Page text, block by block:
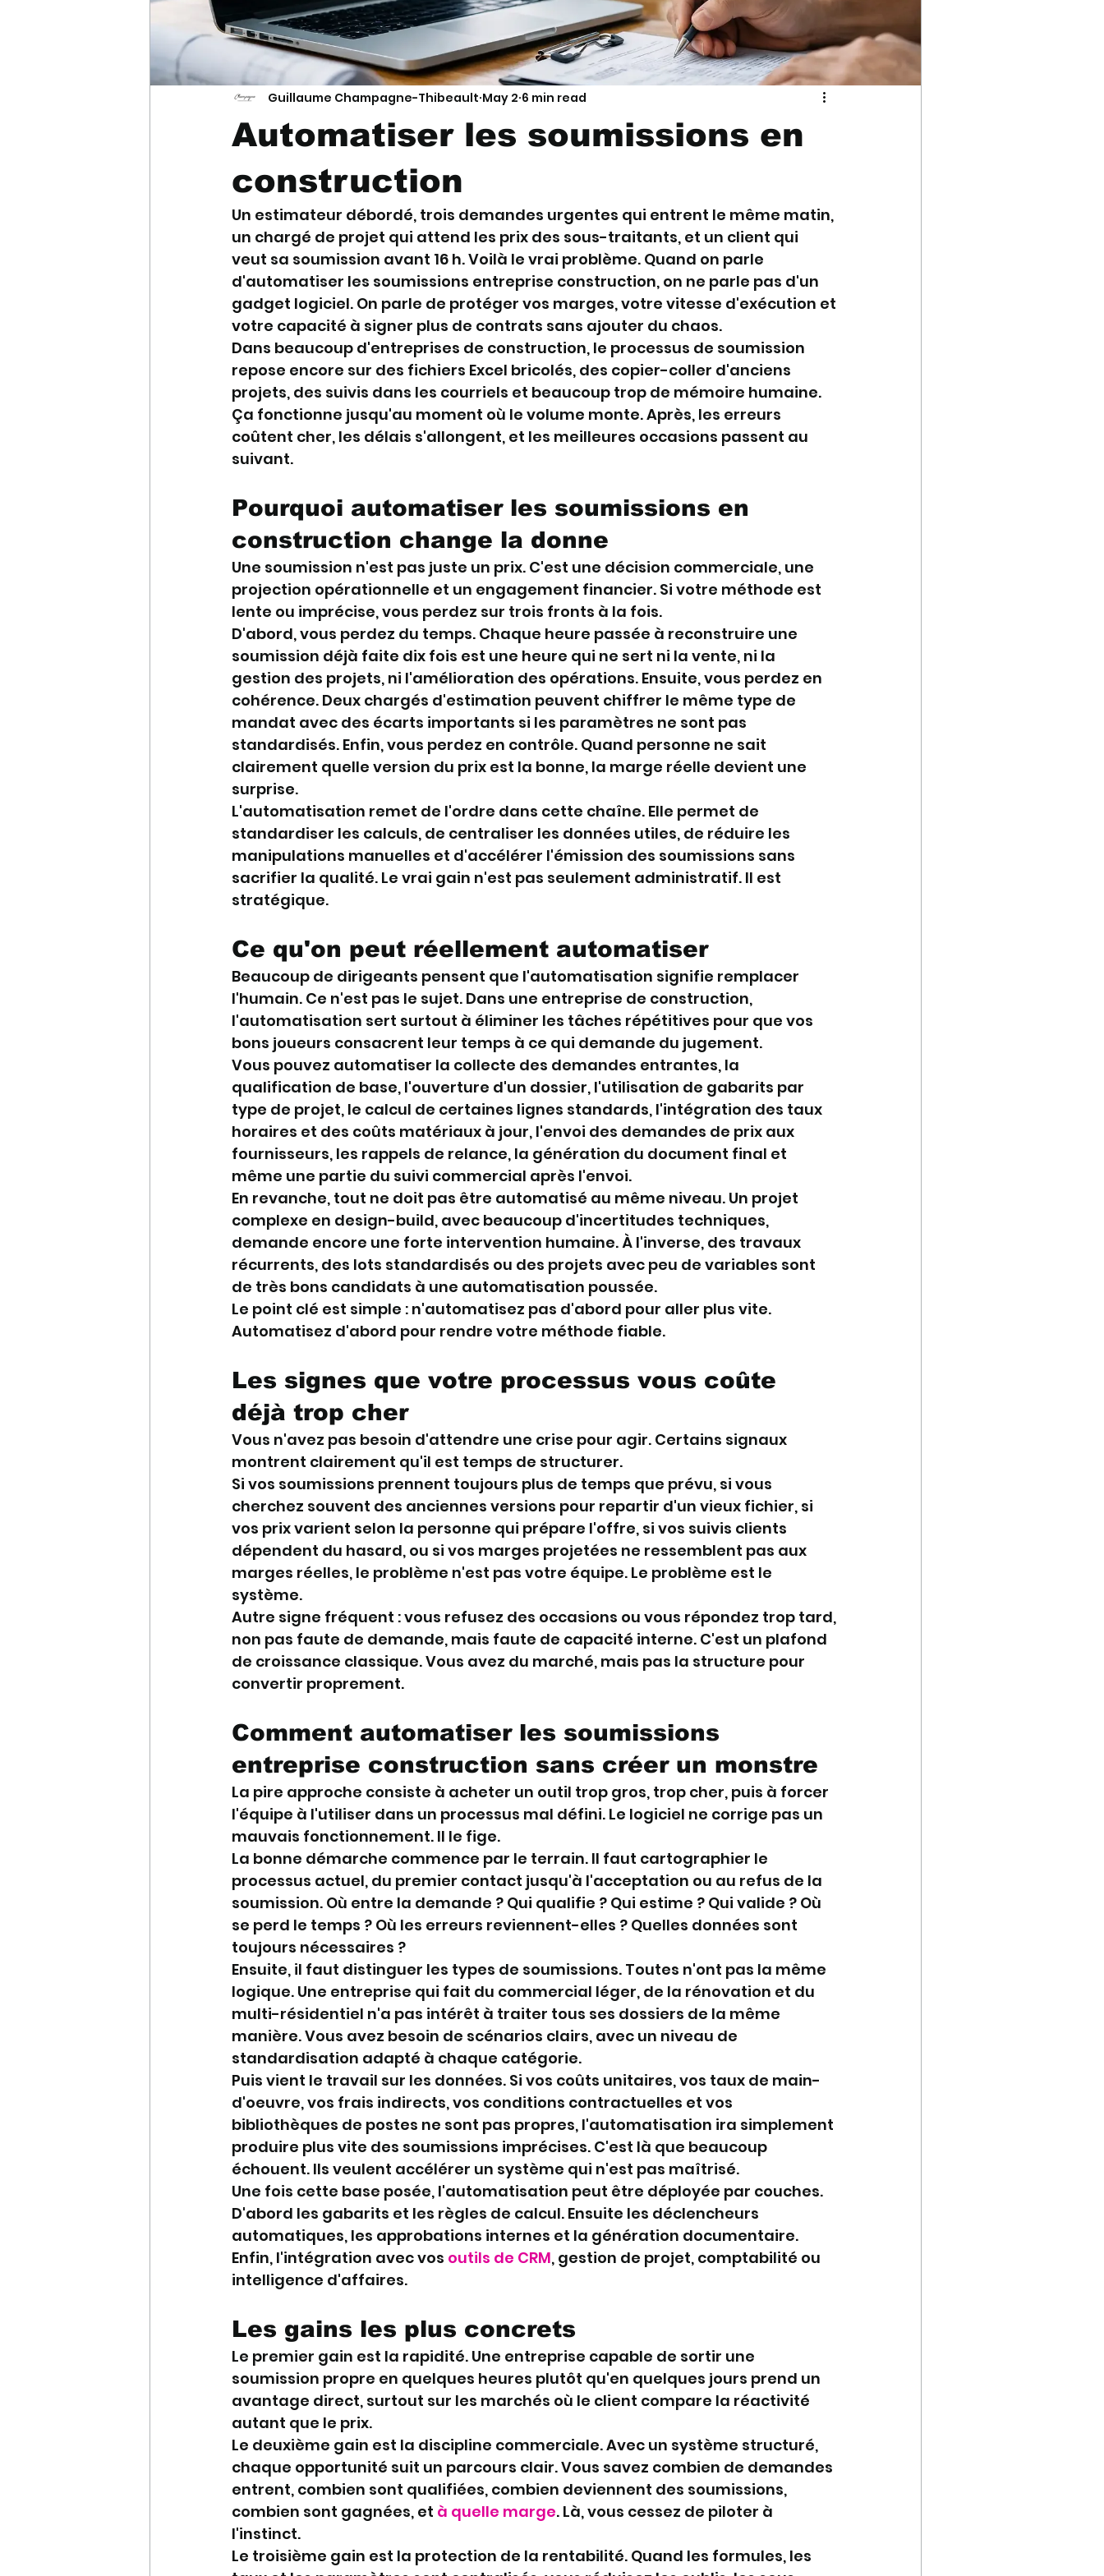
Automatiser les soumissions en
construction
Guillaume Champagne-Thibeault May 2 6 min read
Un estimateur débordé, trois demandes urgentes qui entrent le même matin,
un chargé de projet qui attend les prix des sous-traitants, et un client qui
veut sa soumission avant 16 h. Voilà le vrai problème. Quand on parle
d'automatiser les soumissions entreprise construction, on ne parle pas d'un
gadget logiciel. On parle de protéger vos marges, votre vitesse d'exécution et
votre capacité à signer plus de contrats sans ajouter du chaos.
Dans beaucoup d'entreprises de construction, le processus de soumission
repose encore sur des fichiers Excel bricolés, des copier-coller d'anciens
projets, des suivis dans les courriels et beaucoup trop de mémoire humaine.
Ça fonctionne jusqu'au moment où le volume monte. Après, les erreurs
coûtent cher, les délais s'allongent, et les meilleures occasions passent au
suivant.
Pourquoi automatiser les soumissions en
construction change la donne
Une soumission n'est pas juste un prix. C'est une décision commerciale, une
projection opérationnelle et un engagement financier. Si votre méthode est
lente ou imprécise, vous perdez sur trois fronts à la fois.
D'abord, vous perdez du temps. Chaque heure passée à reconstruire une
soumission déjà faite dix fois est une heure qui ne sert ni la vente, ni la
gestion des projets, ni l'amélioration des opérations. Ensuite, vous perdez en
cohérence. Deux chargés d'estimation peuvent chiffrer le même type de
mandat avec des écarts importants si les paramètres ne sont pas
standardisés. Enfin, vous perdez en contrôle. Quand personne ne sait
clairement quelle version du prix est la bonne, la marge réelle devient une
surprise.
L'automatisation remet de l'ordre dans cette chaîne. Elle permet de
standardiser les calculs, de centraliser les données utiles, de réduire les
manipulations manuelles et d'accélérer l'émission des soumissions sans
sacrifier la qualité. Le vrai gain n'est pas seulement administratif. Il est
stratégique.
Ce qu'on peut réellement automatiser
Beaucoup de dirigeants pensent que l'automatisation signifie remplacer
l'humain. Ce n'est pas le sujet. Dans une entreprise de construction,
l'automatisation sert surtout à éliminer les tâches répétitives pour que vos
bons joueurs consacrent leur temps à ce qui demande du jugement.
Vous pouvez automatiser la collecte des demandes entrantes, la
qualification de base, l'ouverture d'un dossier, l'utilisation de gabarits par
type de projet, le calcul de certaines lignes standards, l'intégration des taux
horaires et des coûts matériaux à jour, l'envoi des demandes de prix aux
fournisseurs, les rappels de relance, la génération du document final et
même une partie du suivi commercial après l'envoi.
En revanche, tout ne doit pas être automatisé au même niveau. Un projet
complexe en design-build, avec beaucoup d'incertitudes techniques,
demande encore une forte intervention humaine. À l'inverse, des travaux
récurrents, des lots standardisés ou des projets avec peu de variables sont
de très bons candidats à une automatisation poussée.
Le point clé est simple : n'automatisez pas d'abord pour aller plus vite.
Automatisez d'abord pour rendre votre méthode fiable.
Les signes que votre processus vous coûte
déjà trop cher
Vous n'avez pas besoin d'attendre une crise pour agir. Certains signaux
montrent clairement qu'il est temps de structurer.
Si vos soumissions prennent toujours plus de temps que prévu, si vous
cherchez souvent des anciennes versions pour repartir d'un vieux fichier, si
vos prix varient selon la personne qui prépare l'offre, si vos suivis clients
dépendent du hasard, ou si vos marges projetées ne ressemblent pas aux
marges réelles, le problème n'est pas votre équipe. Le problème est le
système.
Autre signe fréquent : vous refusez des occasions ou vous répondez trop tard,
non pas faute de demande, mais faute de capacité interne. C'est un plafond
de croissance classique. Vous avez du marché, mais pas la structure pour
convertir proprement.
Comment automatiser les soumissions
entreprise construction sans créer un monstre
La pire approche consiste à acheter un outil trop gros, trop cher, puis à forcer
l'équipe à l'utiliser dans un processus mal défini. Le logiciel ne corrige pas un
mauvais fonctionnement. Il le fige.
La bonne démarche commence par le terrain. Il faut cartographier le
processus actuel, du premier contact jusqu'à l'acceptation ou au refus de la
soumission. Où entre la demande ? Qui qualifie ? Qui estime ? Qui valide ? Où
se perd le temps ? Où les erreurs reviennent-elles ? Quelles données sont
toujours nécessaires ?
Ensuite, il faut distinguer les types de soumissions. Toutes n'ont pas la même
logique. Une entreprise qui fait du commercial léger, de la rénovation et du
multi-résidentiel n'a pas intérêt à traiter tous ses dossiers de la même
manière. Vous avez besoin de scénarios clairs, avec un niveau de
standardisation adapté à chaque catégorie.
Puis vient le travail sur les données. Si vos coûts unitaires, vos taux de main-
d'oeuvre, vos frais indirects, vos conditions contractuelles et vos
bibliothèques de postes ne sont pas propres, l'automatisation ira simplement
produire plus vite des soumissions imprécises. C'est là que beaucoup
échouent. Ils veulent accélérer un système qui n'est pas maîtrisé.
Une fois cette base posée, l'automatisation peut être déployée par couches.
D'abord les gabarits et les règles de calcul. Ensuite les déclencheurs
automatiques, les approbations internes et la génération documentaire.
Enfin, l'intégration avec vos outils de CRM, gestion de projet, comptabilité ou
intelligence d'affaires.
Les gains les plus concrets
Le premier gain est la rapidité. Une entreprise capable de sortir une
soumission propre en quelques heures plutôt qu'en quelques jours prend un
avantage direct, surtout sur les marchés où le client compare la réactivité
autant que le prix.
Le deuxième gain est la discipline commerciale. Avec un système structuré,
chaque opportunité suit un parcours clair. Vous savez combien de demandes
entrent, combien sont qualifiées, combien deviennent des soumissions,
combien sont gagnées, et à quelle marge. Là, vous cessez de piloter à
l'instinct.
Le troisième gain est la protection de la rentabilité. Quand les formules, les